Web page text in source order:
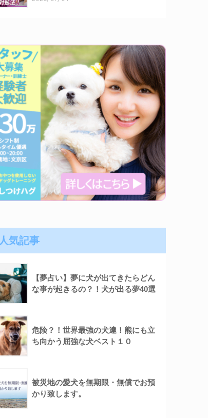
人気記事
【夢占い】夢に犬が出てきたらどん
な事が起きるの？！犬が出る夢40選
危険？！世界最強の犬達！熊にも立
ち向かう屈強な犬ベスト１０
被災地の愛犬を無期限・無償でお預
かり致します。